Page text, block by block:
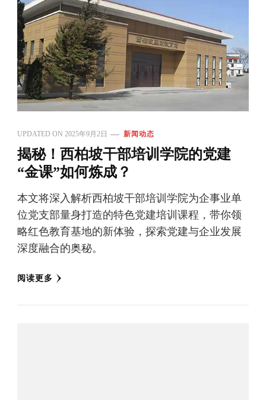
UPDATED ON 2025年9月2日 新闻动态
揭秘！西柏坡干部培训学院的党建
“金课”如何炼成？
本文将深入解析西柏坡干部培训学院为企事业单
位党支部量身打造的特色党建培训课程，带你领
略红色教育基地的新体验，探索党建与企业发展
深度融合的奥秘。
阅读更多